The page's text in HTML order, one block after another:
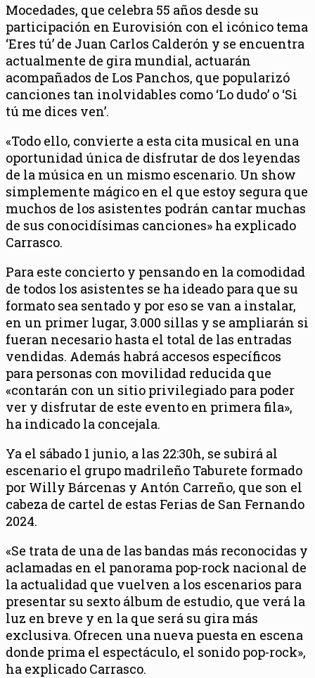
Mocedades, que celebra 55 años desde su
participación en Eurovisión con el icónico tema
‘Eres tú’ de Juan Carlos Calderón y se encuentra
actualmente de gira mundial, actuarán
acompañados de Los Panchos, que popularizó
canciones tan inolvidables como ‘Lo dudo’ o ‘Si
tú me dices ven’.
«Todo ello, convierte a esta cita musical en una
oportunidad única de disfrutar de dos leyendas
de la música en un mismo escenario. Un show
simplemente mágico en el que estoy segura que
muchos de los asistentes podrán cantar muchas
de sus conocidísimas canciones» ha explicado
Carrasco.
Para este concierto y pensando en la comodidad
de todos los asistentes se ha ideado para que su
formato sea sentado y por eso se van a instalar,
en un primer lugar, 3.000 sillas y se ampliarán si
fueran necesario hasta el total de las entradas
vendidas. Además habrá accesos específicos
para personas con movilidad reducida que
«contarán con un sitio privilegiado para poder
ver y disfrutar de este evento en primera fila»,
ha indicado la concejala.
Ya el sábado 1 junio, a las 22:30h, se subirá al
escenario el grupo madrileño Taburete formado
por Willy Bárcenas y Antón Carreño, que son el
cabeza de cartel de estas Ferias de San Fernando
2024.
«Se trata de una de las bandas más reconocidas y
aclamadas en el panorama pop-rock nacional de
la actualidad que vuelven a los escenarios para
presentar su sexto álbum de estudio, que verá la
luz en breve y en la que será su gira más
exclusiva. Ofrecen una nueva puesta en escena
donde prima el espectáculo, el sonido pop-rock»,
ha explicado Carrasco.